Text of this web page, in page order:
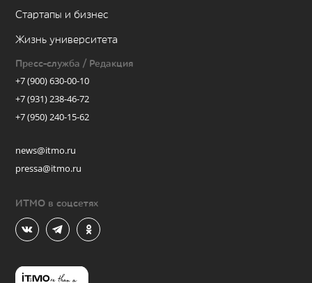
Стартапы и бизнес
Жизнь университета
Пресс-служба / Редакция
+7 (900) 630-00-10
+7 (931) 238-46-72
+7 (950) 240-15-62
news@itmo.ru
pressa@itmo.ru
ИТМО в соцсетях